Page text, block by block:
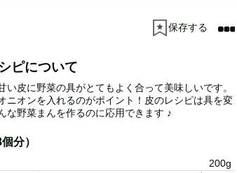
保存する
ピについて
い皮に野菜の具がとてもよく合って美味しいです。
ニオンを入れるのがポイント！皮のレシピは具を変
な野菜まんを作るのに応用できます ♪
分）
200g